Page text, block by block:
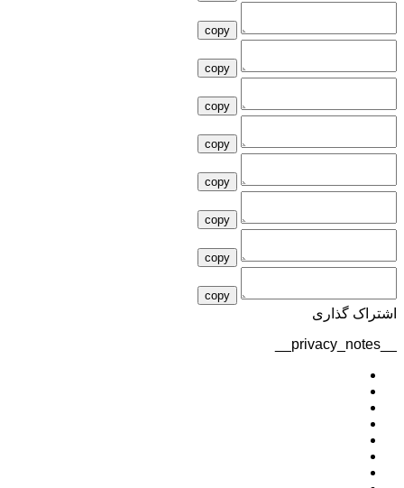
copy
copy
copy
copy
copy
copy
copy
copy
اشتراک گذاری